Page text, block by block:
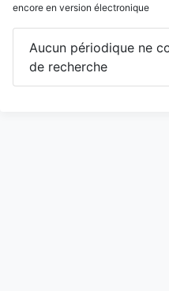
encore en version électronique
Aucun périodique ne
de recherche